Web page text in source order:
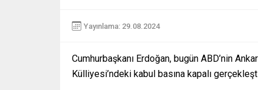
Yayınlama: 29.08.2024
Cumhurbaşkanı Erdoğan, bugün ABD’nin
Külliyesi’ndeki kabul basına kapalı